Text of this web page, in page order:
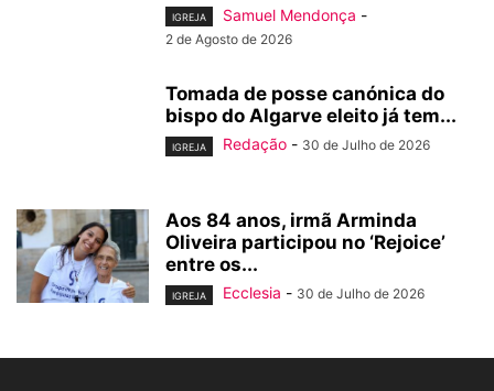
IGREJA Samuel Mendonça -
2 de Agosto de 2026
Tomada de posse canónica do
bispo do Algarve eleito já tem...
IGREJA Redação - 30 de Julho de 2026
Aos 84 anos, irmã Arminda
Oliveira participou no ‘Rejoice’
entre os...
IGREJA Ecclesia - 30 de Julho de 2026